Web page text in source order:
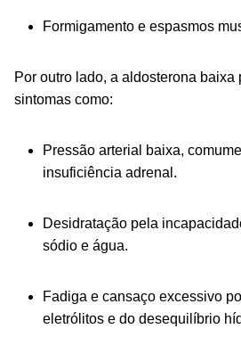
Formigamento e espasmos
Por outro lado, a aldosterona baixa
sintomas como:
Pressão arterial baixa,
insuficiência adrenal.
Desidratação pela
sódio e água.
Fadiga e cansaço excessivo
eletrólitos e do desequilíbrio